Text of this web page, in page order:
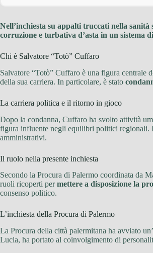
Nell’inchiesta su appalti truccati nella
corruzione e turbativa d’asta in un sistema
Chi è Salvatore “Totò” Cuffaro
Salvatore “Totò” Cuffaro è una figura centrale
della sua carriera. In particolare, è stato
La carriera politica e il ritorno in gioco
Dopo la condanna, Cuffaro ha svolto attività
figura influente negli equilibri politici regionali.
amministrativi.
Il ruolo nella presente inchiesta
Secondo la Procura di Palermo coordinata da
ruoli ricoperti permettere a disposizione la
consenso politico.
L’inchiesta della Procura di Palermo
La Procura della città palermitana ha avviato
Lucia, ha portato al coinvolgimento di